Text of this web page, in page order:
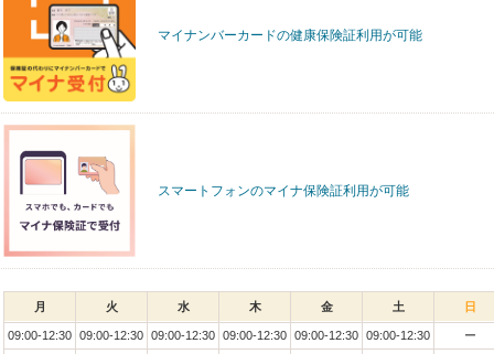
マイナンバーカードの健康保険証利用が可能
スマートフォンのマイナ保険証利用が可能
月 火 水 木 金 土 日
09:00-12:30 09:00-12:30 09:00-12:30 09:00-12:30 09:00-12:30 09:00-12:30 ー